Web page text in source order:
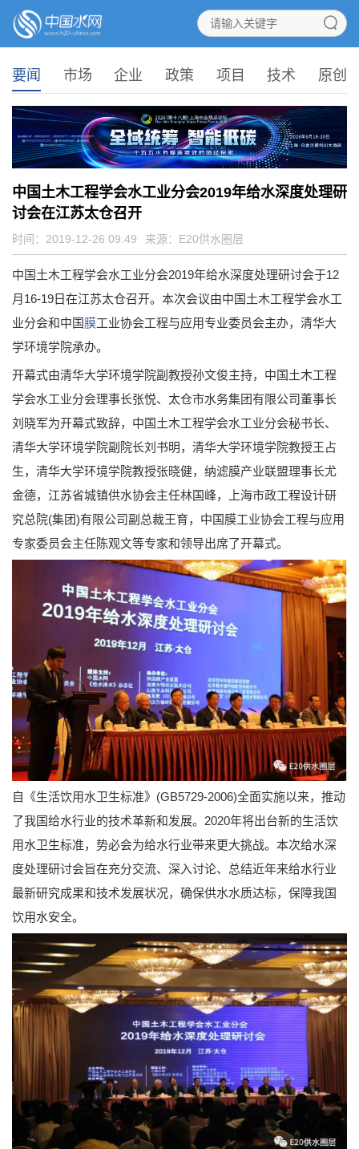
要闻 市场 企业 政策 项目 技术 原创
中国土木工程学会水工业分会2019年给水深度处理研
讨会在江苏太仓召开
时间：2019-12-26 09:49 来源： E20供水圈层
中国土木工程学会水工业分会2019年给水深度处理研讨会于12
月16-19日在江苏太仓召开。本次会议由中国土木工程学会水工
业分会和中国膜工业协会工程与应用专业委员会主办，清华大
学环境学院承办。
开幕式由清华大学环境学院副教授孙文俊主持，中国土木工程
学会水工业分会理事长张悦、太仓市水务集团有限公司董事长
刘晓军为开幕式致辞，中国土木工程学会水工业分会秘书长、
清华大学环境学院副院长刘书明，清华大学环境学院教授王占
生，清华大学环境学院教授张晓健，纳滤膜产业联盟理事长尤
金德，江苏省城镇供水协会主任林国峰，上海市政工程设计研
究总院(集团)有限公司副总裁王育，中国膜工业协会工程与应用
专家委员会主任陈观文等专家和领导出席了开幕式。
自《生活饮用水卫生标准》(GB5729-2006)全面实施以来，推动
了我国给水行业的技术革新和发展。2020年将出台新的生活饮
用水卫生标准，势必会为给水行业带来更大挑战。本次给水深
度处理研讨会旨在充分交流、深入讨论、总结近年来给水行业
最新研究成果和技术发展状况，确保供水水质达标，保障我国
饮用水安全。